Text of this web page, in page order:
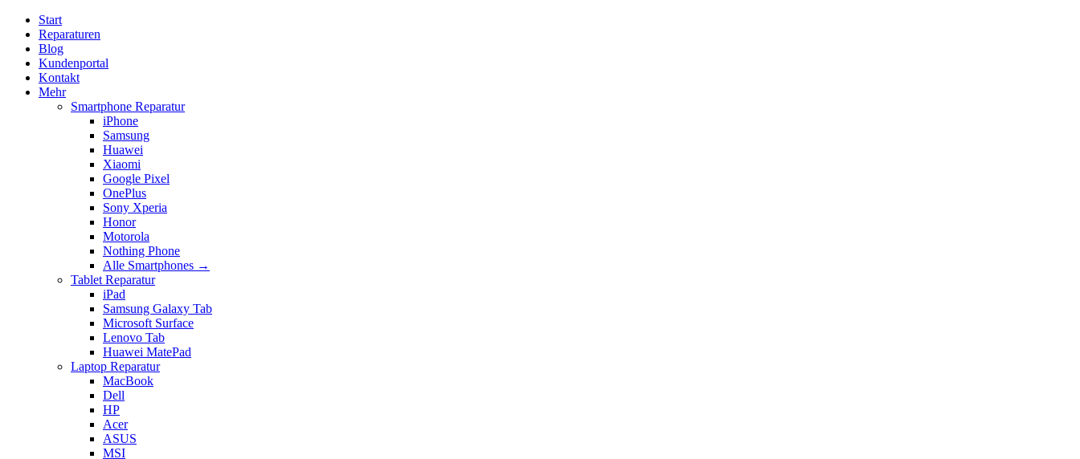
Start
Reparaturen
Blog
Kundenportal
Kontakt
Mehr
Smartphone Reparatur
iPhone
Samsung
Huawei
Xiaomi
Google Pixel
OnePlus
Sony Xperia
Honor
Motorola
Nothing Phone
Alle Smartphones →
Tablet Reparatur
iPad
Samsung Galaxy Tab
Microsoft Surface
Lenovo Tab
Huawei MatePad
Laptop Reparatur
MacBook
Dell
HP
Acer
ASUS
MSI